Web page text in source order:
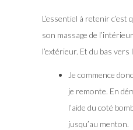
L’essentiel à retenir
son massage de
l’extérieur. Et du bas vers
Je commence
je remonte. En
l’aide du coté
jusqu’au menton.